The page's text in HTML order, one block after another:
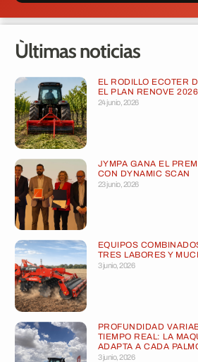
Ùltimas noticias
EL RODILLO ECOTER
EL PLAN RENOVE 2026
24 junio, 2026
JYMPA GANA EL
CON DYNAMIC SCAN
23 junio, 2026
EQUIPOS
TRES LABORES Y
3 junio, 2026
PROFUNDIDAD
TIEMPO REAL: LA
ADAPTA A CADA
3 junio, 2026